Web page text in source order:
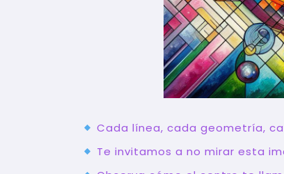
Cada línea, cada geometría,
Te invitamos a no mirar esta